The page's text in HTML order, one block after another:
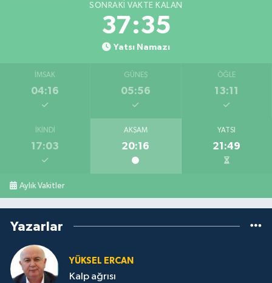
SONRAKI VAKTE KALAN
37:35
Yatsı Namazı
İMSAK
04:16
GÜNEŞ
05:56
ÖĞLE
13:11
İKINDI
17:03
AKŞAM
20:16
YATSI
21:49
Aylık Vakitler
Yazarlar
YÜKSEL ERCAN
Kalp ağrısı